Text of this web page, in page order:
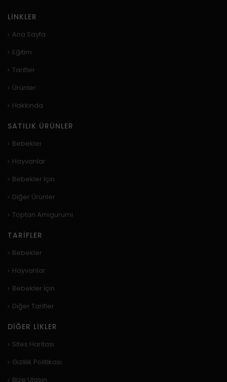
LINKLER
Ana Sayfa
Eğitim
Tarifler
Ürünler
Hakkında
SATILIK ÜRÜNLER
Bebekler
Hayvanlar
Bebekler İçin
Diğer Ürünler
Toptan Amigurumi
TARIFLER
Bebekler
Hayvanlar
Bebekler İçin
Diğer Tarifler
DIĞER LIKLER
Sites Haritası
Gizlilik Politikası
Bize Ulaşın